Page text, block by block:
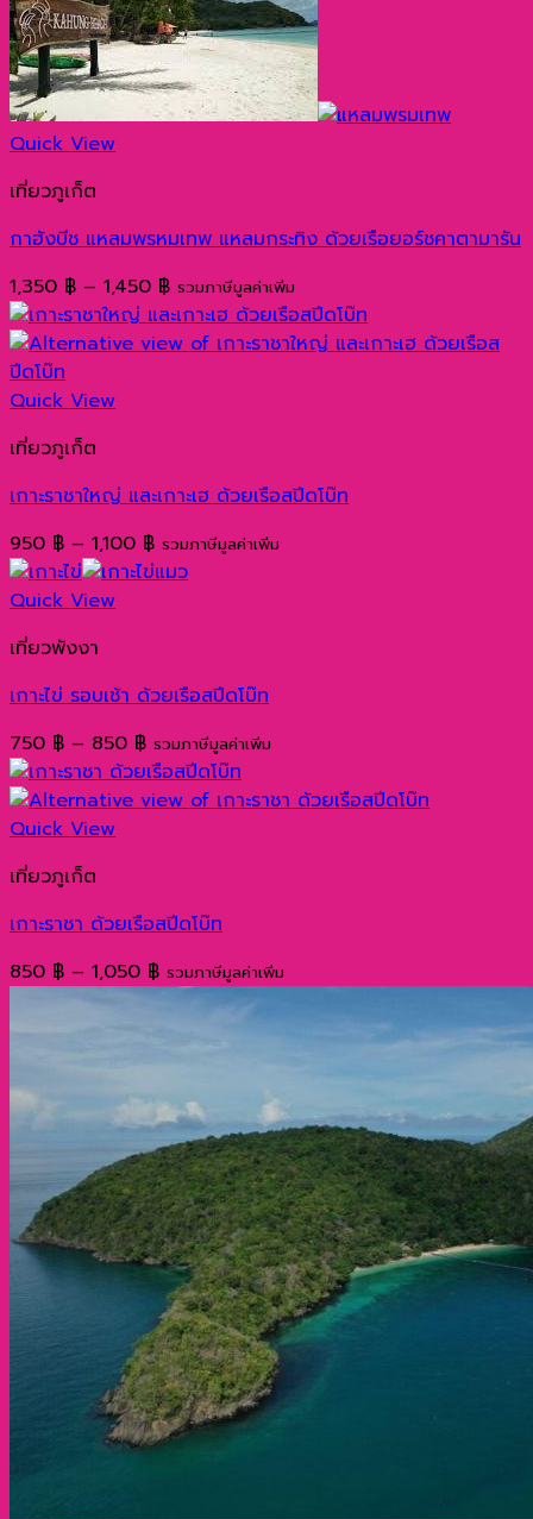
Quick View
เที่ยวภูเก็ต
กาฮังบีช แหลมพรหมเทพ แหลมกระทิง ด้วยเรือยอร์ชคาตามารัน
1,350 ฿ – 1,450 ฿Price
range:
1,350 ฿
รวมภาษีมูลค่าเพิ่ม
Quick View
เที่ยวภูเก็ต
เกาะราชาใหญ่ และเกาะเฮ ด้วยเรือสปีดโบ๊ท
950 ฿ – 1,100 ฿Price
range:
รวมภาษีมูลค่าเพิ่ม
Quick View
เที่ยวพังงา
เกาะไข่ รอบเช้า ด้วยเรือสปีดโบ๊ท
750 ฿ – 850 ฿Price
range:
750 ฿
รวมภาษีมูลค่าเพิ่ม
Quick View
เที่ยวภูเก็ต
เกาะราชา ด้วยเรือสปีดโบ๊ท
850 ฿ – 1,050 ฿Price
range:
รวมภาษีมูลค่าเพิ่ม